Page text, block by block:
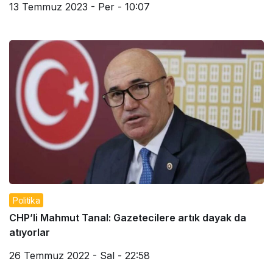
13 Temmuz 2023 - Per - 10:07
Politika
CHP’li Mahmut Tanal: Gazetecilere artık dayak da
atıyorlar
26 Temmuz 2022 - Sal - 22:58